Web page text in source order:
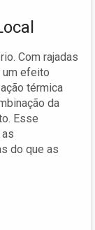
Com rajadas
um efeito
térmica
da
Esse
do que as